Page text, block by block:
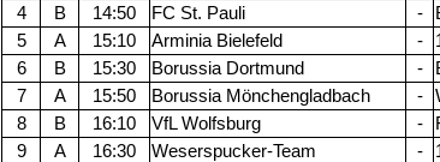
4
B 14:50 FC St. Pauli -
5
A 15:10 Arminia Bielefeld -
6
B 15:30 Borussia Dortmund -
7
A 15:50 Borussia Mönchengladbach -
8
B 16:10 VfL Wolfsburg -
9
A 16:30 Weserspucker-Team -